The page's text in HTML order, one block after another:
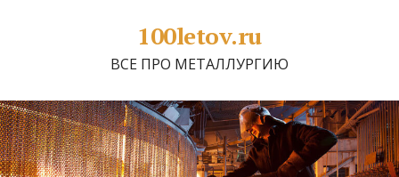
100letov.ru
ВСЕ ПРО МЕТАЛЛУРГИЮ